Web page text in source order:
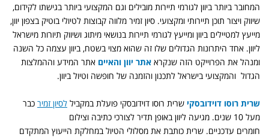
המחובר ביותר ביוון לגורמי תיירות מובילים וגם המקצועי ביותר בגישתו לקידום,
שיווק ויצור תוכן תיירותי ומקצועי. סיון זמיר מלווה קבוצות לטיולי בוטיק בצפון יוון,
מייעץ למטיילים ביוון ומייעץ לגורמי תיירות בנושאי מיתוג ושיווק תיורות מישראל
ליוון. אחד היתרונות הגדולים שלו זה שהוא מצוי בשטח, ביוון עצמה כל השנה
ומנהל את הפרוייקט הזה שנקרא אתר יוון והאיים אתר המידע וההמלצות
הגדול והמקצועי בישראל לתכנון והזמנה של חופשה וטיול ביוון.
שרית רוסו דוידובסקי שרית רוסו דוידובסקי פועלת במקביל לסיון זמיר כבר
מעל 10 שנים. מגיעה ליוון באופן תדיר לצורכי כתיבה וצילום
חומרים עדכניים. שרית כותבת את מסלולי הטיול במחלקת הייעוץ המתקדם